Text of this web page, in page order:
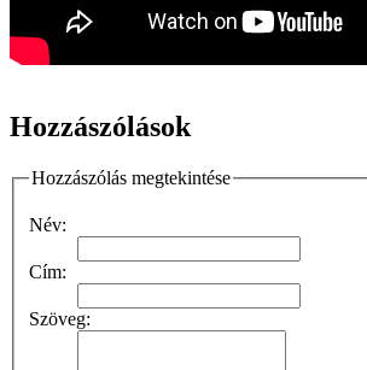
Hozzászólások
Hozzászólás megtekintése
Név:
Cím:
Szöveg: